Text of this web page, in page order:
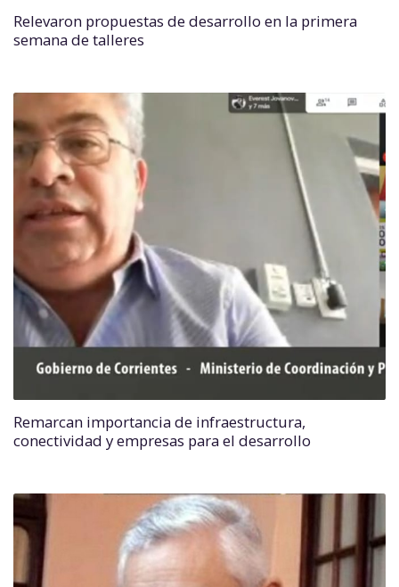
Relevaron propuestas de desarrollo en la primera
semana de talleres
Remarcan importancia de infraestructura,
conectividad y empresas para el desarrollo